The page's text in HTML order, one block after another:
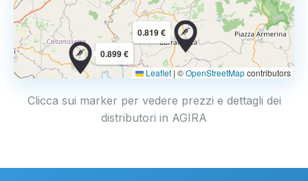
0.819 €
0.899 €
Leaflet | ©OpenStreetMapcontributors
Clicca sui marker per vedere prezzi e dettagli dei
distributori in AGIRA